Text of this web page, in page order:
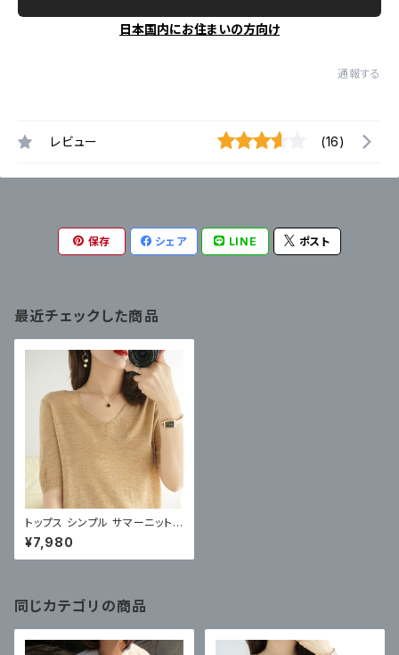
日本国内にお住まいの方向け
通報する
レビュー (16)
保存 シェア LINE ポスト
最近チェックした商品
トップス シンプル サマーニット
薄手 カットソー
¥7,980
同じカテゴリの商品